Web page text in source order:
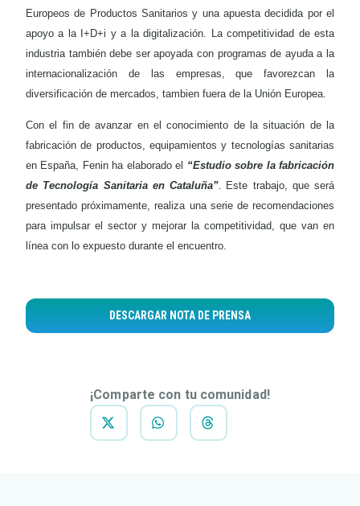
Europeos de Productos Sanitarios y una apuesta decidida por el
apoyo a la I+D+i y a la digitalización. La competitividad de esta
industria también debe ser apoyada con programas de ayuda a la
internacionalización de las empresas, que favorezcan la
diversificación de mercados, tambien fuera de la Unión Europea.
Con el fin de avanzar en el conocimiento de la situación de la
fabricación de productos, equipamientos y tecnologías sanitarias
en España, Fenin ha elaborado el “Estudio sobre la fabricación
de Tecnología Sanitaria en Cataluña”. Este trabajo, que será
presentado próximamente, realiza una serie de recomendaciones
para impulsar el sector y mejorar la competitividad, que van en
línea con lo expuesto durante el encuentro.
DESCARGAR NOTA DE PRENSA
¡Comparte con tu comunidad!